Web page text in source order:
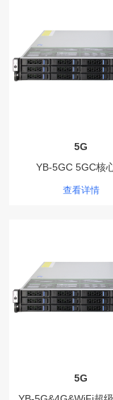
5G
YB-5GC 5GC核
查看详情
5G